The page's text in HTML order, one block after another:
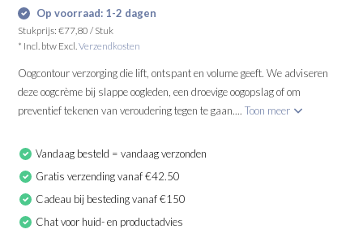
Op voorraad: 1-2 dagen
Stukprijs:€77,80 / Stuk
* Incl. btw Excl.Verzendkosten
Oogcontour verzorging die lift, ontspant en volume geeft. We adviseren
deze oogcrème bij slappe oogleden, een droevige oogopslag of om
preventief tekenen van veroudering tegen te gaan....Toon meer
Vandaag besteld = vandaag verzonden
Gratis verzending vanaf €42.50
Cadeau bij besteding vanaf €150
Chat voor huid- en productadvies